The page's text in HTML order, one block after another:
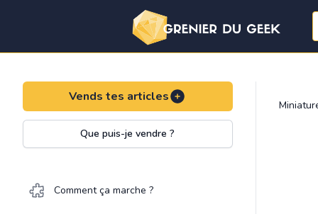
Vends tes articles
Que puis-je vendre ?
Comment ça marche ?